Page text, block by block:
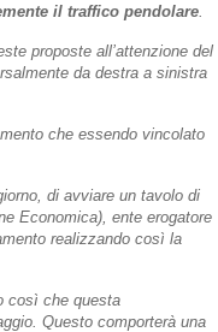
il traffico pendolare
proposte all’attenzione del
da destra a sinistra
che essendo vincolato
di avviare un tavolo di
Economica), ente erogatore
realizzando così la
così che questa
Questo comporterà una